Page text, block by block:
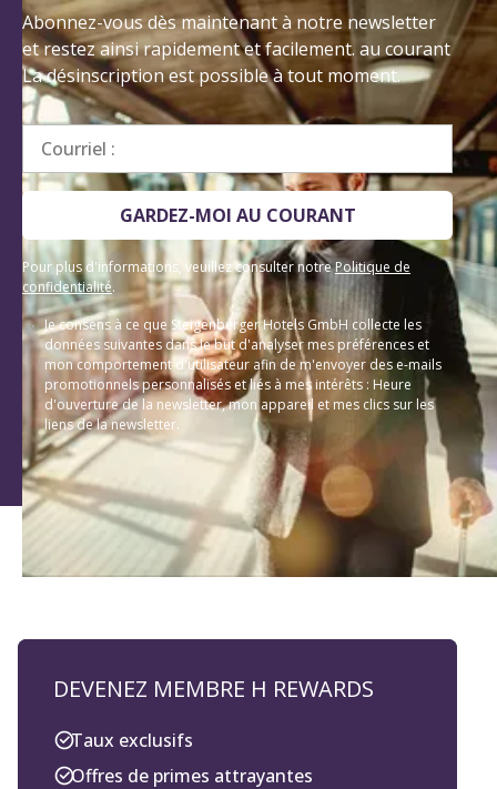
Abonnez-vous dès maintenant à notre newsletter
et restez ainsi rapidement et facilement. au courant
La désinscription est possible à tout moment.
Courriel :
GARDEZ-MOI AU COURANT
Pour plus d'informations, veuillez consulter notrePolitique de
confidentialité.
Je consens à ce que Steigenberger Hotels GmbH collecte les
données suivantes dans le but d'analyser mes préférences et
mon comportement d'utilisateur afin de m'envoyer des e-mails
promotionnels personnalisés et liés à mes intérêts : Heure
d'ouverture de la newsletter, mon appareil et mes clics sur les
liens de la newsletter.
DEVENEZ MEMBRE H REWARDS
Taux exclusifs
Offres de primes attrayantes